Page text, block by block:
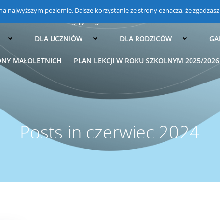
im. 21 Brygady Strzelców
DLA UCZNIÓW DLA RODZICÓW
MAŁOLETNICH PLAN LEKCJI W ROKU SZKOLNYM 2025/2026
Posts in czerwiec 2024
najwyższym poziomie. Dalsze korzystanie ze strony oznacza, że